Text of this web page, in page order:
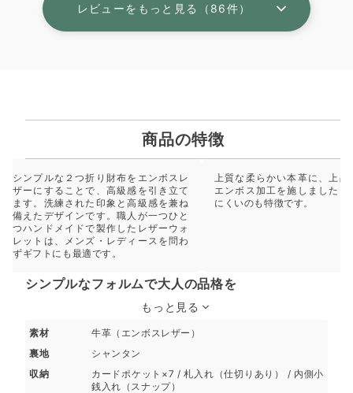
レビューをもっと見る（86件）
商品の特徴
シンプルな２つ折り財布をエンボスレ
ザーにすることで、高級感を引き立て
ます。洗練された印象と高級感を兼ね
備えたデザインです。職人が一つひと
つハンドメイドで製作したレザーウォ
レットは、メンズ・レディースを問わ
ずギフトにも最適です。
上質な柔らかい本革に、上品
エンボス加工を施しました。
にくいのも特徴です。
シンプルなフォルムで大人の品格を
もっと見る
素材
牛革（エンボスレザー）
裏地
シャンタン
収納
カードポケット×7 / 札入れ（仕切りあり） / 内側小
銭入れ（スナップ）